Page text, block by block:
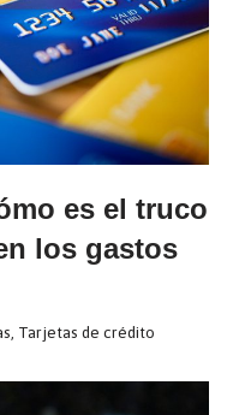
es el truco
los gastos
Tarjetas de crédito